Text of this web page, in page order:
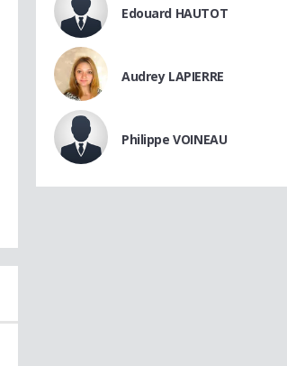
Edouard HAUTOT
Audrey LAPIERRE
Philippe VOINEAU